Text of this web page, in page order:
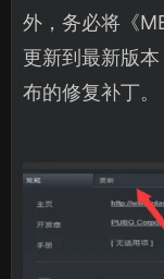
外，务必将《
更新到最新版
布的修复补丁。